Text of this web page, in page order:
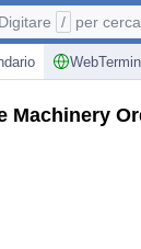
Digitare / per
Machinery